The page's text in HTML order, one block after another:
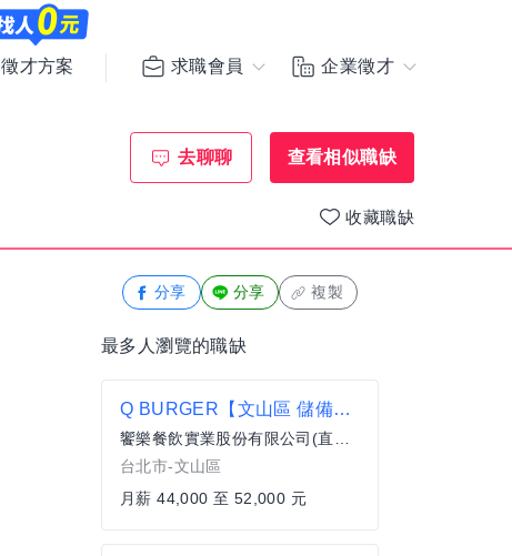
徵才方案 求職會員 企業徵才
去聊聊 查看相似職缺
收藏職缺
分享 分享 複製
最多人瀏覽的職缺
Q BURGER【文山區 儲備店經理】一頭班 x 雙週發薪 x 過年連休5天
饗樂餐飲實業股份有限公司(直營總公司)
台北市-文山區
月薪 44,000 至 52,000 元